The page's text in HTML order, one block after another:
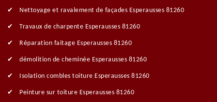
Nettoyage et ravalement de façades Esperausses 81260
Travaux de charpente Esperausses 81260
Réparation faitage Esperausses 81260
démolition de cheminée Esperausses 81260
Isolation combles toiture Esperausses 81260
Peinture sur toiture Esperausses 81260